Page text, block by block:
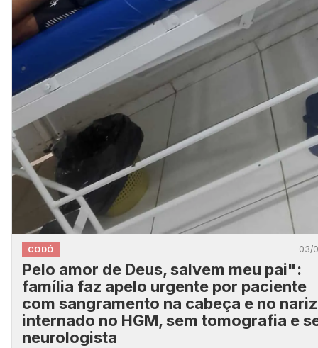
CODÓ 03/
Pelo amor de Deus, salvem meu pai":
família faz apelo urgente por paciente
com sangramento na cabeça e no nariz
internado no HGM, sem tomografia e
neurologista